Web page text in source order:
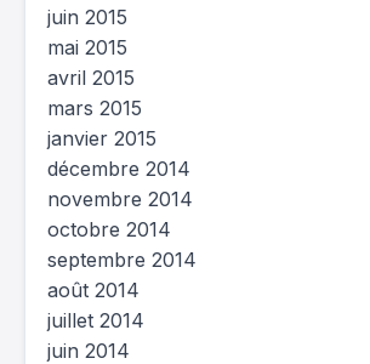
juin 2015
mai 2015
avril 2015
mars 2015
janvier 2015
décembre 2014
novembre 2014
octobre 2014
septembre 2014
août 2014
juillet 2014
juin 2014